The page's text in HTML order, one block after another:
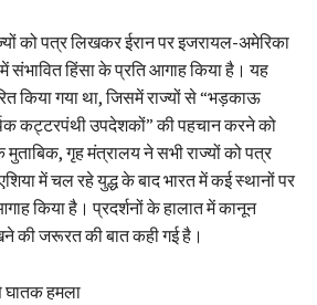
को पत्र लिखकर ईरान पर इजरायल-अमेरिका
संभावित हिंसा के प्रति आगाह किया है। यह
किया गया था, जिसमें राज्यों से “भड़काऊ
कट्टरपंथी उपदेशकों” की पहचान करने को
गृह मंत्रालय ने सभी राज्यों को पत्र
में चल रहे युद्ध के बाद भारत में कई स्थानों पर
किया है। प्रदर्शनों के हालात में कानून
की जरूरत की बात कही गई है।
हमला